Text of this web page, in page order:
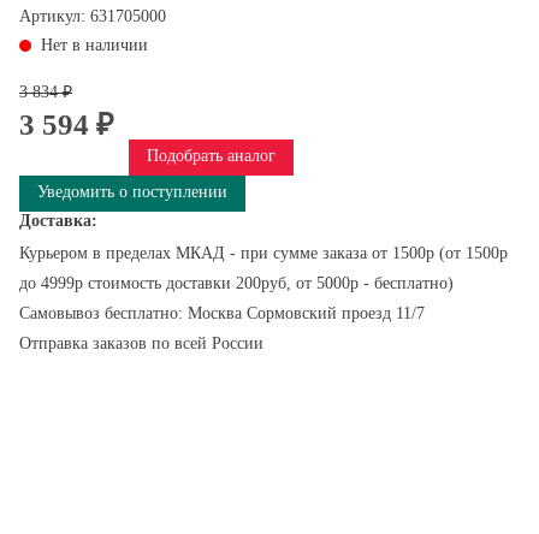
Артикул: 631705000
Нет в наличии
3 834 ₽
3 594 ₽
Подобрать аналог
Уведомить о поступлении
Доставка:
Курьером в пределах МКАД - при сумме заказа от 1500р (от 1500р
до 4999р стоимость доставки 200руб, от 5000р - бесплатно)
Самовывоз бесплатно: Москва Сормовский проезд 11/7
Отправка заказов по всей России